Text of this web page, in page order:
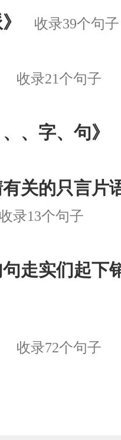
收录39个句子
收录21个句子
、、字、句》
有关的只言片
收录13个句子
句走实们起下
收录72个句子